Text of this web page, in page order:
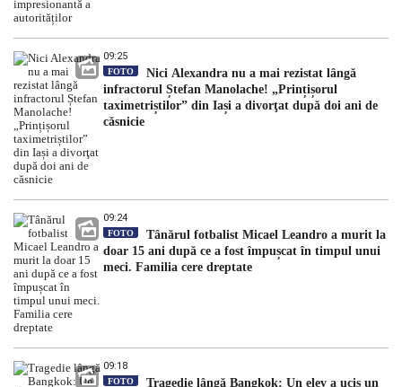
09:25
FOTO
Nici Alexandra nu a mai rezistat lângă
infractorul Ștefan Manolache! „Prințișorul
taximetriștilor” din Iași a divorţat după doi ani de
căsnicie
09:24
FOTO
Tânărul fotbalist Micael Leandro a murit la
doar 15 ani după ce a fost împușcat în timpul unui
meci. Familia cere dreptate
09:18
FOTO
Tragedie lângă Bangkok: Un elev a ucis un